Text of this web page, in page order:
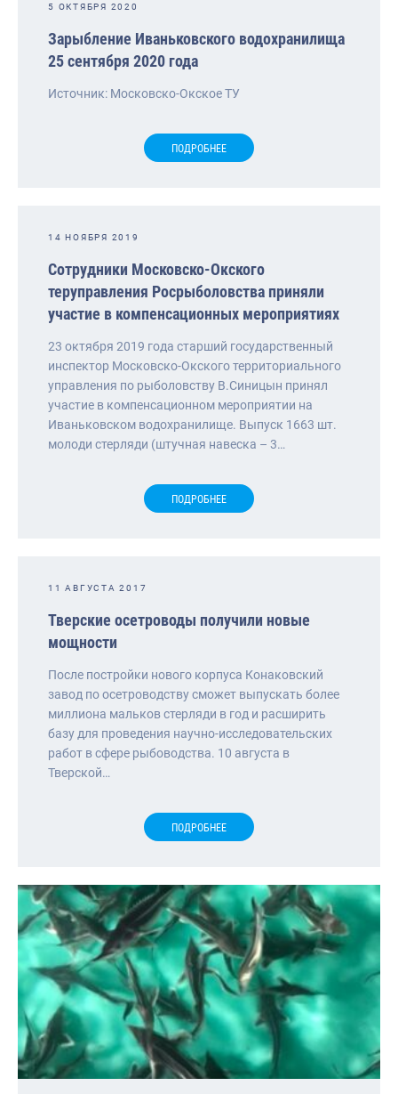
5 ОКТЯБРЯ 2020
Зарыбление Иваньковского водохранилища
25 сентября 2020 года
Источник: Московско-Окское ТУ
ПОДРОБНЕЕ
14 НОЯБРЯ 2019
Сотрудники Московско-Окского
теруправления Росрыболовства приняли
участие в компенсационных мероприятиях
23 октября 2019 года старший государственный
инспектор Московско-Окского территориального
управления по рыболовству В.Синицын принял
участие в компенсационном мероприятии на
Иваньковском водохранилище. Выпуск 1663 шт.
молоди стерляди (штучная навеска – 3…
ПОДРОБНЕЕ
11 АВГУСТА 2017
Тверские осетроводы получили новые
мощности
После постройки нового корпуса Конаковский
завод по осетроводству сможет выпускать более
миллиона мальков стерляди в год и расширить
базу для проведения научно-исследовательских
работ в сфере рыбоводства. 10 августа в
Тверской…
ПОДРОБНЕЕ